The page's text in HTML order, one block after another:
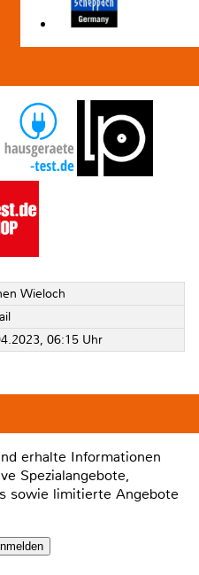
Wieloch
06:15 Uhr
erhalte Informationen
Spezialangebote,
sowie limitierte Angebote